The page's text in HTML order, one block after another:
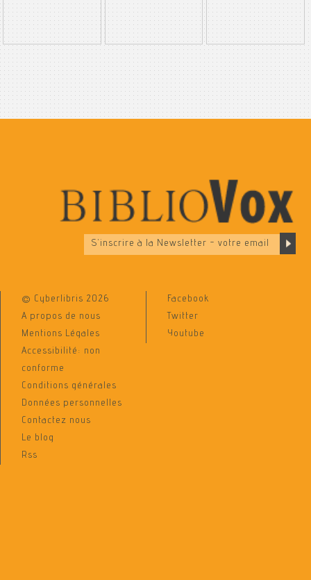
© Cyberlibris 2026
A propos de nous
Mentions Légales
Accessibilité: non
conforme
Conditions générales
Données personnelles
Contactez nous
Le blog
Rss
Facebook
Twitter
Youtube